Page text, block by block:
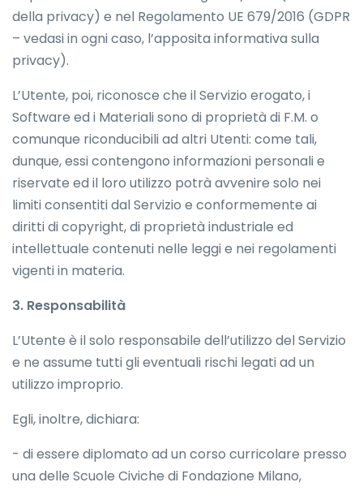
della privacy) e nel Regolamento UE 679/2016 (GDPR
– vedasi in ogni caso, l’apposita informativa sulla
privacy).
L’Utente, poi, riconosce che il Servizio erogato, i
Software ed i Materiali sono di proprietà di F.M. o
comunque riconducibili ad altri Utenti: come tali,
dunque, essi contengono informazioni personali e
riservate ed il loro utilizzo potrà avvenire solo nei
limiti consentiti dal Servizio e conformemente ai
diritti di copyright, di proprietà industriale ed
intellettuale contenuti nelle leggi e nei regolamenti
vigenti in materia.
3. Responsabilità
L’Utente è il solo responsabile dell’utilizzo del Servizio
e ne assume tutti gli eventuali rischi legati ad un
utilizzo improprio.
Egli, inoltre, dichiara:
- di essere diplomato ad un corso curricolare presso
una delle Scuole Civiche di Fondazione Milano,